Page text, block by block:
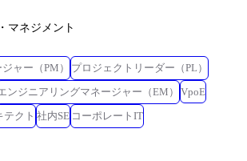
マネジメント
ャー（PM）
プロジェクトリーダー（PL）
ンジニアリングマネージャー（EM）
VpoE
テクト 社内SE コーポレートIT